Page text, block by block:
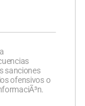
sanciones
ofensivos o